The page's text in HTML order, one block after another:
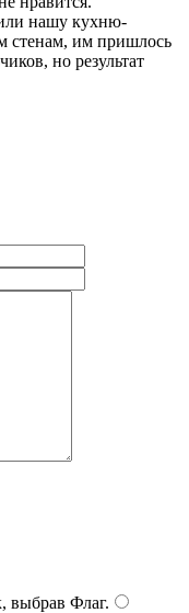
нашу кухню-
стенам, им пришлось
но результат
выбрав Флаг.